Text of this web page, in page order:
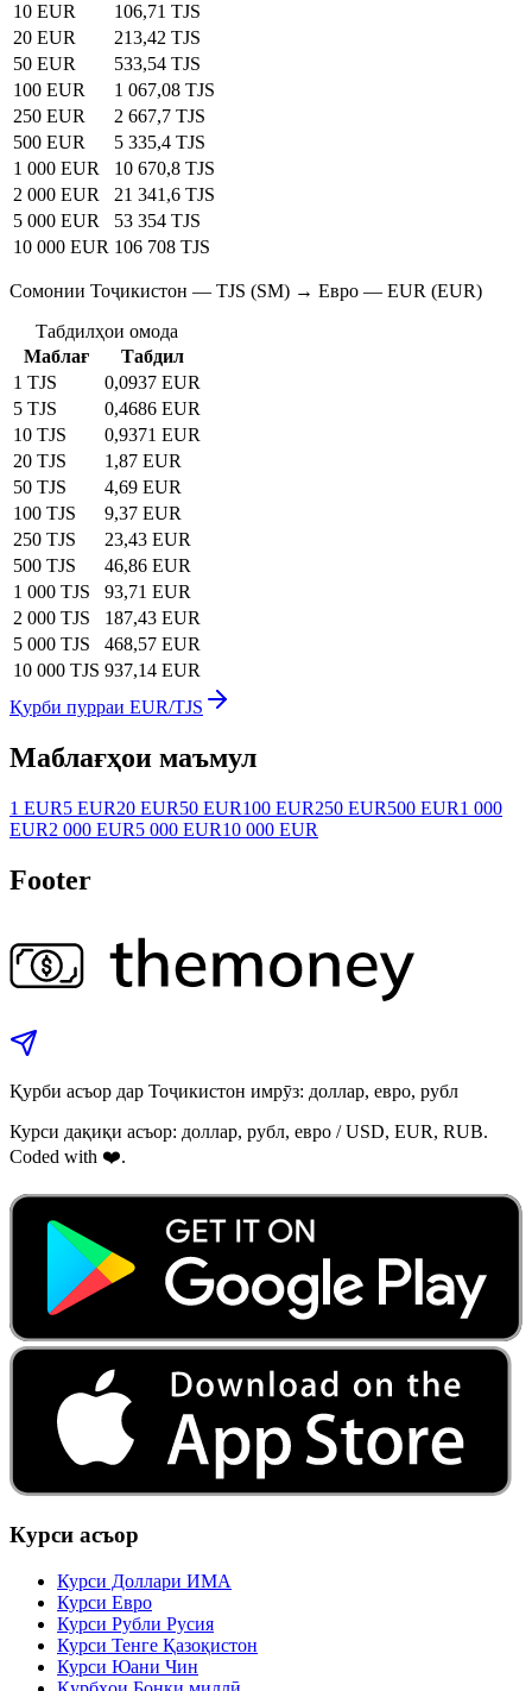
10 EUR
106,71 TJS
20 EUR
213,42 TJS
50 EUR
533,54 TJS
100 EUR
1 067,08 TJS
250 EUR
2 667,7 TJS
500 EUR
5 335,4 TJS
1 000 EUR
10 670,8 TJS
2 000 EUR
21 341,6 TJS
5 000 EUR
53 354 TJS
10 000 EUR 106 708 TJS
Сомонии Тоҷикистон — TJS (SM) → Евро — EUR (EUR)
Табдилҳои омода
Маблағ
Табдил
1 TJS
0,0937 EUR
5 TJS
0,4686 EUR
10 TJS
0,9371 EUR
20 TJS
1,87 EUR
50 TJS
4,69 EUR
100 TJS
9,37 EUR
250 TJS
23,43 EUR
500 TJS
46,86 EUR
1 000 TJS
93,71 EUR
2 000 TJS
187,43 EUR
5 000 TJS
468,57 EUR
10 000 TJS 937,14 EUR
Қурби пурраи EUR/TJS
Маблағҳои маъмул
1 EUR5 EUR20 EUR50 EUR100 EUR250 EUR500 EUR1 000
EUR2 000 EUR5 000 EUR10 000 EUR
Footer
Қурби асъор дар Тоҷикистон имрӯз: доллар, евро, рубл
Курси дақиқи асъор: доллар, рубл, евро / USD, EUR, RUB.
Coded with ❤️.
Курси асъор
Курси Доллари ИМА
Курси Евро
Курси Рубли Русия
Курси Тенге Қазоқистон
Курси Юани Чин